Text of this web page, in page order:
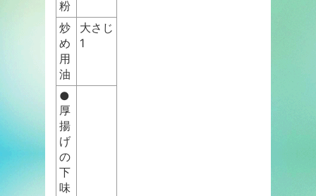
粉
炒
め
用
油
大さじ
1
●
厚
揚
げ
の
下
味